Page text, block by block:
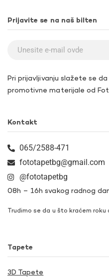
Prijavite se na naš bilten
Pri prijavljivanju slažete se
promotivne materijale od
Kontakt
065/2588-471
fototapetbg@gmail.com
@fototapetbg
08h – 16h svakog radnog
Trudimo se da u što kraćem
Tapete
3D Tapete